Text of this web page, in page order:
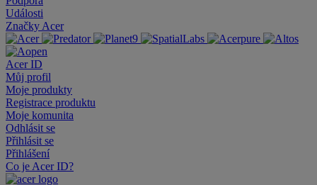
Události
Značky Acer
Acer ID
Můj profil
Moje produkty
Registrace produktu
Moje komunita
Odhlásit se
Přihlásit se
Přihlášení
Co je Acer ID?